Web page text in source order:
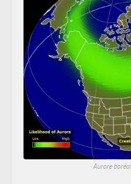
Aurore boréal